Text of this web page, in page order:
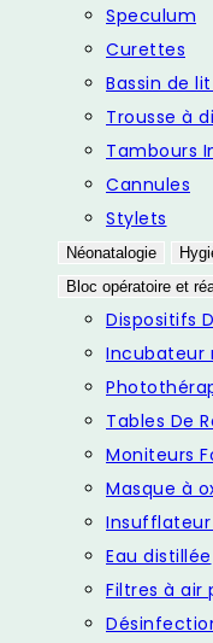
Speculum
Curettes
Bassin de
Trousse à
Tambours
Cannules
Stylets
Néonatalogie
Bloc opératoire et
Dispositifs
Incubateur
Tables De
Moniteurs
Masque à
Eau distillée
Filtres à air